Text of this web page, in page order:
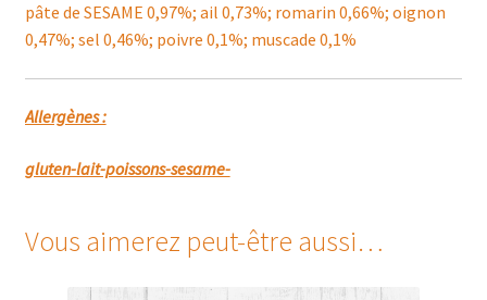
pâte de SESAME 0,97%; ail 0,73%; romarin 0,66%; oignon
0,47%; sel 0,46%; poivre 0,1%; muscade 0,1%
Allergènes :
gluten-lait-poissons-sesame-
Vous aimerez peut-être aussi…